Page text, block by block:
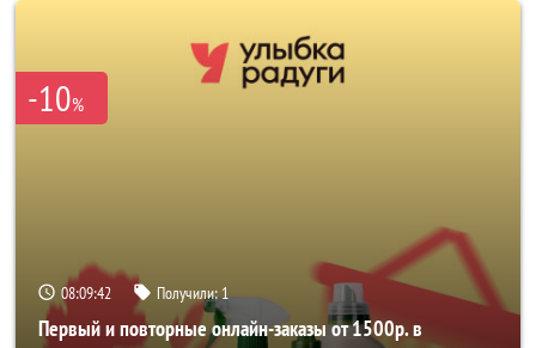
-10%
08:09:41 Получили:1
Первый и повторные онлайн-заказы от 1500р. в